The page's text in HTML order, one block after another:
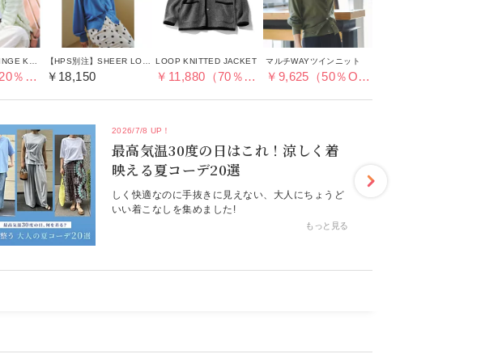
￥22,880（20％OFF） ￥18,150
LOOP KNITTED JACKET
￥11,880（70％OFF）
マルチWAYツインニット
￥9,625（50％OFF）
2026/7/8 UP！
最高気温30度の日はこれ！涼しく着
映える夏コーデ20選
しく快適なのに手抜きに見えない、大人にちょうど
いい着こなしを集めました!
もっと見る